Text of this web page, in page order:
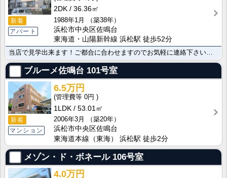
新着
アパート
2DK
36.36㎡
1988年1月
（築38年）
浜松市中央区佐鳴台
東海道・山陽新幹線 浜松駅 徒歩52分
当店で見学出来ます！ご都合に合わせますのでお気軽に連絡下さいご覧の物件の写真や詳細資料をはじめ、その･･･
ブルーメ佐鳴台 101号室
新着
マンション
6.5万円
0円
1LDK
53.01㎡
2006年3月
（築20年）
浜松市中央区佐鳴台
東海道本線（東海） 浜松駅 徒歩2分
メゾン・ド・ボネール106号室
4.0万円